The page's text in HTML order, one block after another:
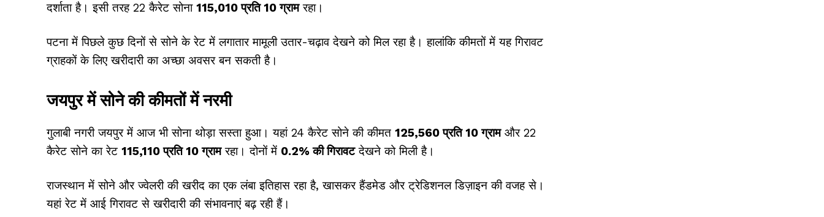
दर्शाता है। इसी तरह 22 कैरेट सोना ₹115,010 प्रति 10 ग्रामरहा।
पटना में पिछले कुछ दिनों से सोने के रेट में लगातार मामूली उतार-चढ़ाव देखने को मिल रहा है। हालांकि कीमतों में यह गिरावट
ग्राहकों के लिए खरीदारी का अच्छा अवसर बन सकती है।
जयपुर में सोने की कीमतों में नरमी
गुलाबी नगरी जयपुर में आज भी सोना थोड़ा सस्ता हुआ। यहां 24 कैरेट सोने की कीमत ₹125,560 प्रति 10 ग्रामऔर 22
कैरेट सोने का रेट ₹115,110 प्रति 10 ग्रामरहा। दोनों में 0.2% की गिरावटदेखने को मिली है।
राजस्थान में सोने और ज्वेलरी की खरीद का एक लंबा इतिहास रहा है, खासकर हैंडमेड और ट्रेडिशनल डिज़ाइन की वजह से।
यहां रेट में आई गिरावट से खरीदारी की संभावनाएं बढ़ रही हैं।